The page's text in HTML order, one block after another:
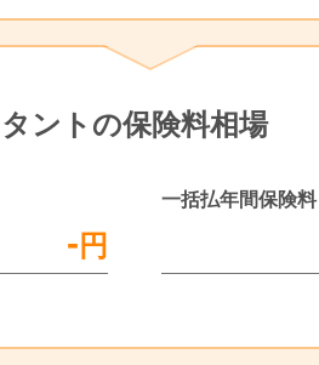
タントの保険料相場
- 円
一括払年間保険料